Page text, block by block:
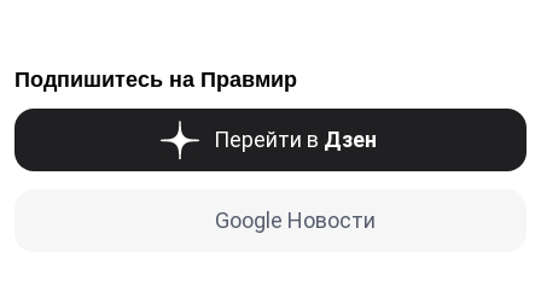
Подпишитесь на Правмир
Перейти в Дзен
Google Новости